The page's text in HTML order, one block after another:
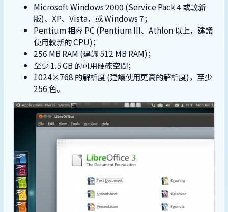
Microsoft Windows 2000 (Service Pack 4 或較新
版)、XP、Vista，或 Windows 7；
Pentium 相容 PC (Pentium III、Athlon 以上，建議
使用較新的 CPU)；
256 MB RAM (建議 512 MB RAM)；
至少 1.5 GB 的可用硬碟空間；
1024×768 的解析度 (建議使用更高的解析度)，至少
256 色。